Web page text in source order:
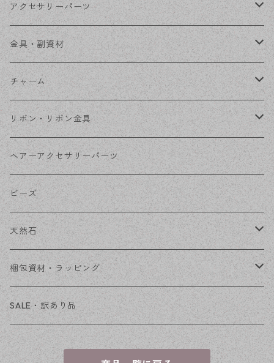
ステンレスチェーン
ステンレス金具
アクセサリーパーツ
デザイン丸カン
フレーム
コネクター
その他
金具・副資材
丸カン
ピン類
花座・ビーズキャップ
チェーン
その他
チャーム
金属
アクリル・プラ
ファーボール
リボン・リボン金具
リボン
リボン金具
ヘアーアクセサリーパーツ
ビーズ
天然石
穴あき
穴なし
梱包資材・ラッピング
発送ボックス
アクセサリー台紙
SALE・訳あり品